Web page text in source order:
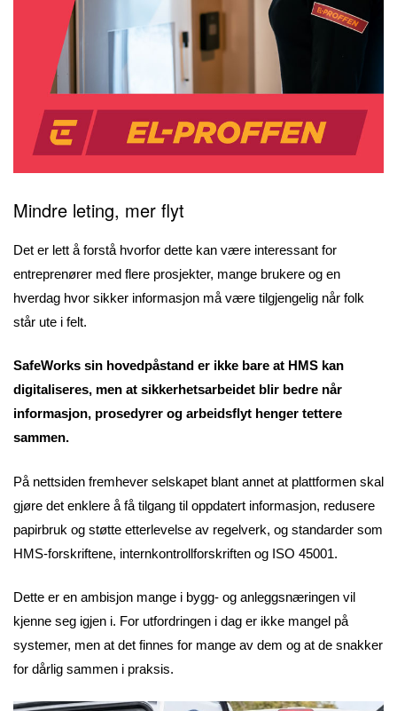
Mindre leting, mer flyt
Det er lett å forstå hvorfor dette kan være interessant for
entreprenører med flere prosjekter, mange brukere og en
hverdag hvor sikker informasjon må være tilgjengelig når folk
står ute i felt.
SafeWorks sin hovedpåstand er ikke bare at HMS kan
digitaliseres, men at sikkerhetsarbeidet blir bedre når
informasjon, prosedyrer og arbeidsflyt henger tettere
sammen.
På nettsiden fremhever selskapet blant annet at plattformen skal
gjøre det enklere å få tilgang til oppdatert informasjon, redusere
papirbruk og støtte etterlevelse av regelverk, og standarder som
HMS-forskriftene, internkontrollforskriften og ISO 45001.
Dette er en ambisjon mange i bygg- og anleggsnæringen vil
kjenne seg igjen i. For utfordringen i dag er ikke mangel på
systemer, men at det finnes for mange av dem og at de snakker
for dårlig sammen i praksis.